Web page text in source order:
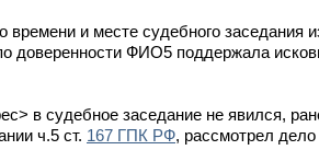
и месте судебного заседания
доверенности ФИО5 поддержала
в судебное заседание не явился,
ч.5 ст. 167 ГПК РФ, рассмотрел дело